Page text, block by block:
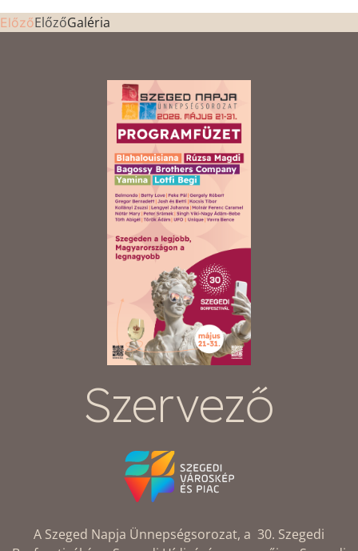
ElőzőElőzőGaléria
Szervező
A Szeged Napja Ünnepségsorozat, a 30. Szegedi